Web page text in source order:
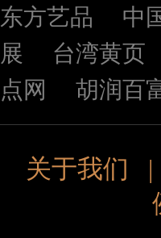
东方艺品
中
展
台湾黄页
点网
胡润百
关于我们 |